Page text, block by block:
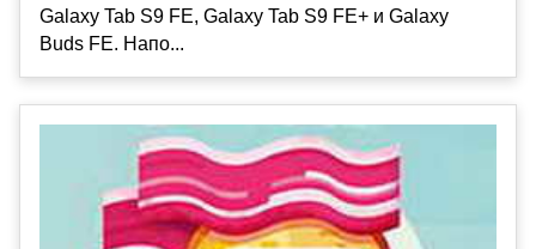
Galaxy Tab S9 FE, Galaxy Tab S9 FE+ и Galaxy
Buds FE. Напо...